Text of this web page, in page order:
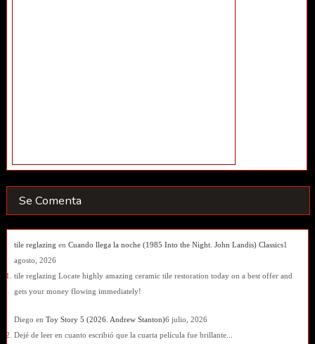
Se Comenta
tile reglazing en Cuando llega la noche (1985 Into the Night. John Landis) Classics1
agosto, 2026
tile reglazing Locate highly amazing ceramic tile restoration today on a best offer and
gets your money flowing immediately!
Diego en Toy Story 5 (2026. Andrew Stanton)6 julio, 2026
Dejé de leer en cuanto escribió que la cuarta película fue brillante...